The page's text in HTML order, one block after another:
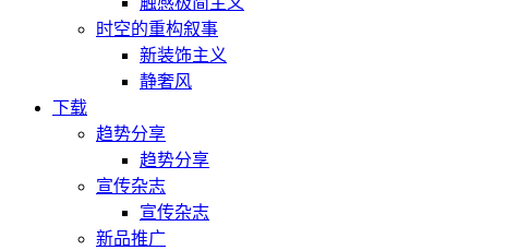
时空的重构叙事
新装饰主义
静奢风
下载
趋势分享
趋势分享
宣传杂志
宣传杂志
新品推广